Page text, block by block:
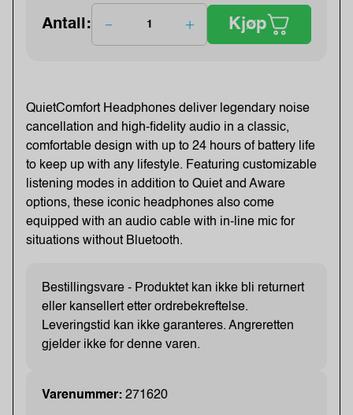
Antall: Kjøp
QuietComfort Headphones deliver legendary noise
cancellation and high-fidelity audio in a classic,
comfortable design with up to 24 hours of battery life
to keep up with any lifestyle. Featuring customizable
listening modes in addition to Quiet and Aware
options, these iconic headphones also come
equipped with an audio cable with in-line mic for
situations without Bluetooth.
Bestillingsvare - Produktet kan ikke bli returnert
eller kansellert etter ordrebekreftelse.
Leveringstid kan ikke garanteres. Angreretten
gjelder ikke for denne varen.
Varenummer: 271620